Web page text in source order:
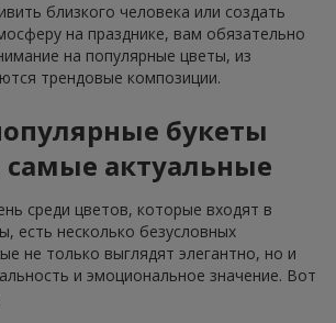
близкого человека или создать
на празднике, вам обязательно
на популярные цветы, из
трендовые композиции.
букеты
самые актуальные
среди цветов, которые входят в
есть несколько безусловных
не только выглядят элегантно, но и
и эмоциональное значение. Вот